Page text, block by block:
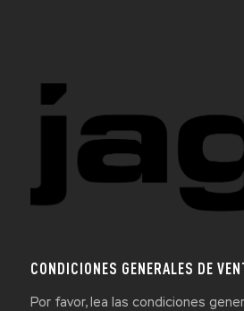
CONDICIONES GENERALES DE
Por favor, lea las condiciones